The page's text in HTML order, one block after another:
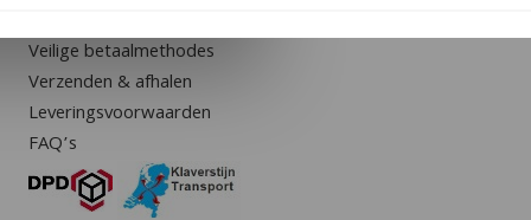
Veilige betaalmethodes
Verzenden & afhalen
Leveringsvoorwaarden
FAQ’s